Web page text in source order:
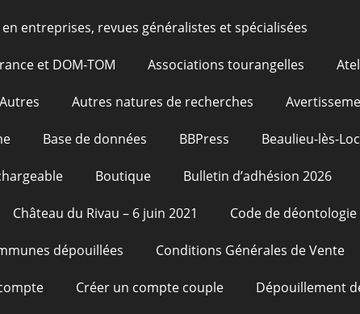
entreprises, revues généralistes et spécialisées
et DOM-TOM Associations tourangelles
Autres Autres natures de recherches
Base de données BBPress Beaulieu-lès-
Boutique Bulletin d’adhésion 2026
Château du Rivau – 6 juin 2021 Code de déontologie
dépouillées Conditions Générales de Vente
Créer un compte couple Dépouillement